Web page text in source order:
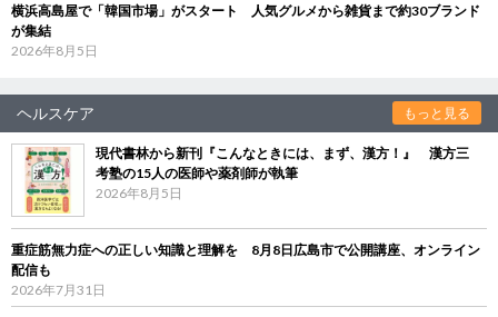
横浜高島屋で「韓国市場」がスタート 人気グルメから雑貨まで約30ブランド
が集結
2026年8月5日
ヘルスケア もっと見る
現代書林から新刊『こんなときには、まず、漢方！』 漢方三
考塾の15人の医師や薬剤師が執筆
2026年8月5日
重症筋無力症への正しい知識と理解を 8月8日広島市で公開講座、オンライン
配信も
2026年7月31日